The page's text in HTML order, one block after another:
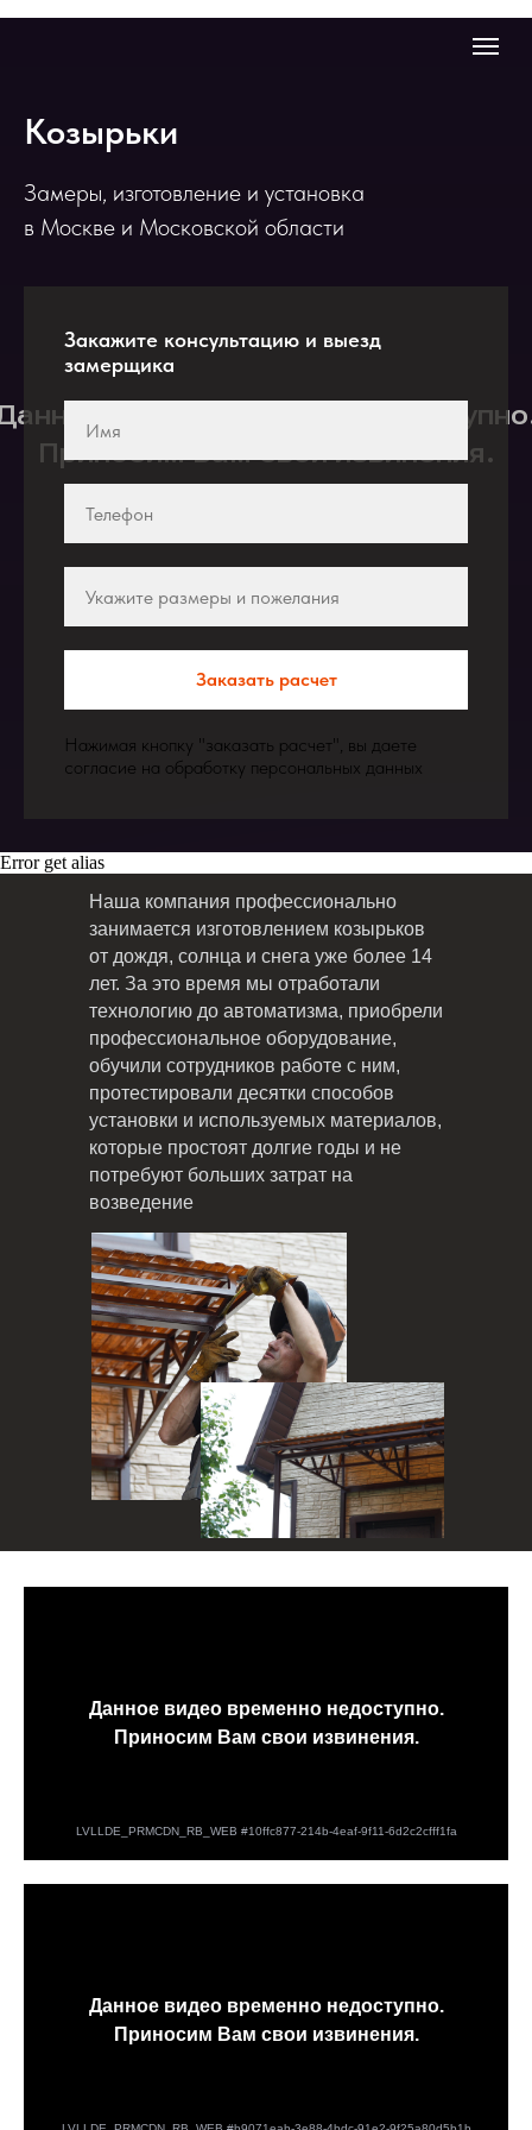
Козырьки
Замеры, изготовление и установка
в Москве и Московской области
Закажите консультацию и выезд
замерщика
Заказать расчет
Нажимая кнопку "заказать расчет", вы даете
согласие на обработку персональных данных
Error get alias
Наша компания профессионально
занимается изготовлением козырьков
от дождя, солнца и снега уже более 14
лет. За это время мы отработали
технологию до автоматизма, приобрели
профессиональное оборудование,
обучили сотрудников работе с ним,
протестировали десятки способов
установки и используемых материалов,
которые простоят долгие годы и не
потребуют больших затрат на
возведение